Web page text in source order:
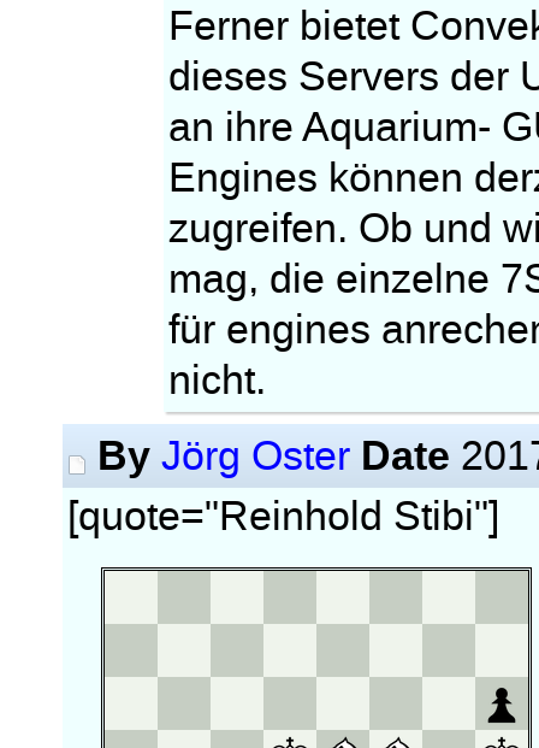
Ferner bietet
dieses Servers der
an ihre Aquarium-
Engines können
zugreifen. Ob und
mag, die einzelne
für engines
nicht.
By Jörg Oster Date
[quote="Reinhold Stibi"]